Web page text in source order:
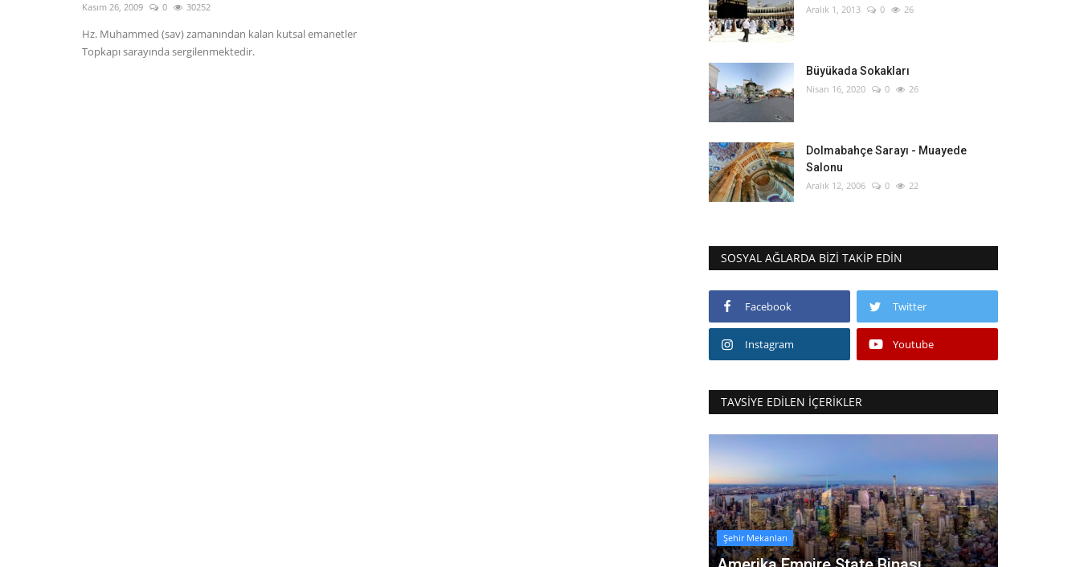
Kasım 26, 2009 0 30252
Hz. Muhammed (sav) zamanından kalan kutsal emanetler
Topkapı sarayında sergilenmektedir.
Aralık 1, 2013 0 26
Büyükada Sokakları
Nisan 16, 2020 0 26
Dolmabahçe Sarayı - Muayede
Salonu
Aralık 12, 2006 0 22
SOSYAL AĞLARDA BIZI TAKIP EDIN
Facebook Twitter
Instagram Youtube
TAVSIYE EDILEN İÇERIKLER
Şehir Mekanları